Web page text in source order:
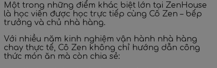
Một trong những điểm khác biệt lớn tại ZenHouse
là học viên được học trực tiếp cùng Cô Zen – bếp
trưởng và chủ nhà hàng.
Với nhiều năm kinh nghiệm vận hành nhà hàng
chay thực tế, Cô Zen không chỉ hướng dẫn công
thức món ăn mà còn chia sẻ: